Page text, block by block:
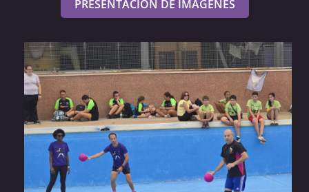
PRESENTACIÓN DE IMÁGENES